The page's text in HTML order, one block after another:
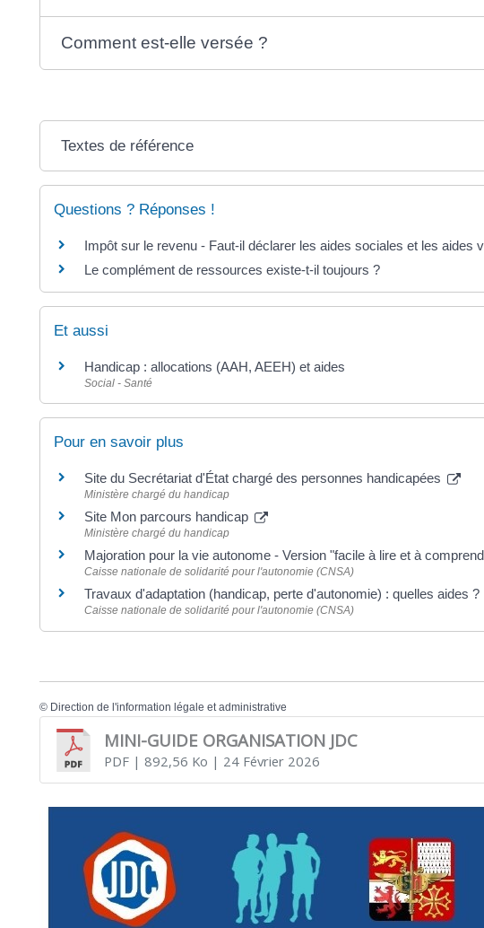
Comment est-elle versée ?
Textes de référence
Questions ? Réponses !
Impôt sur le revenu - Faut-il déclarer les aides sociales et les aides
Le complément de ressources existe-t-il toujours ?
Et aussi
Handicap : allocations (AAH, AEEH) et aides
Social - Santé
Pour en savoir plus
Site du Secrétariat d'État chargé des personnes handicapées
Ministère chargé du handicap
Site Mon parcours handicap
Ministère chargé du handicap
Majoration pour la vie autonome - Version "facile à lire et à
Caisse nationale de solidarité pour l'autonomie (CNSA)
Travaux d'adaptation (handicap, perte d'autonomie) : quelles aides ?
Caisse nationale de solidarité pour l'autonomie (CNSA)
© Direction de l'information légale et administrative
MINI-GUIDE ORGANISATION JDC
PDF| 892,56 Ko | 24 Février 2026